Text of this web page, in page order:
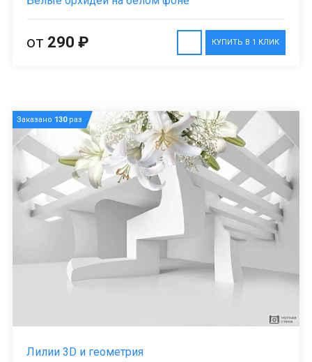
КУПИТЬ В 1 КЛИК
от 290 ₽
Заказано 130раз
Лилии 3D и геометрия